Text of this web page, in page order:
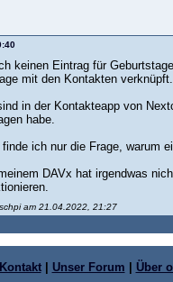
keinen Eintrag für
mit den Kontakten verknüpft.
in der Kontakteapp von
habe.
ich nur die Frage, warum
DAVx hat irgendwas
am 21.04.2022, 21:27
Kontakt| Unser Forum | Über